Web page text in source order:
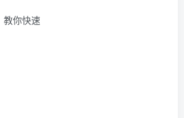
教你快速